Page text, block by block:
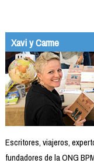
Xavi y Carme
Escritores, viajeros,
fundadores de la ONG